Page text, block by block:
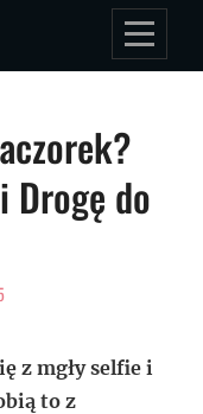
Drogę do
z mgły selfie i
to z